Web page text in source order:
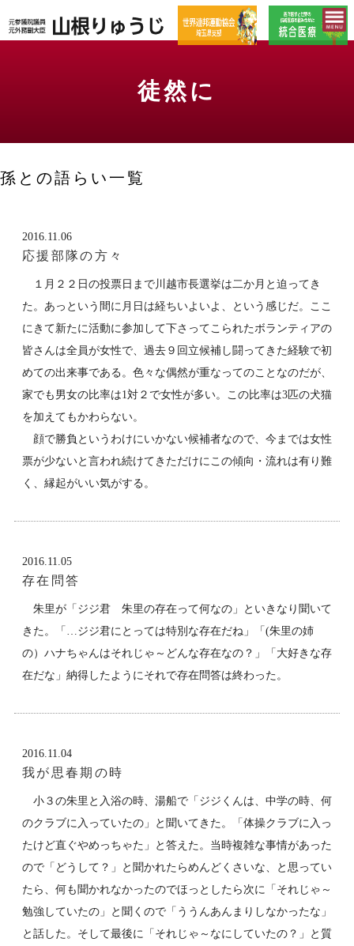
徒然に
孫との語らい一覧
2016.11.06
応援部隊の方々
１月２２日の投票日まで川越市長選挙は二か月と迫ってき
た。あっという間に月日は経ちいよいよ、という感じだ。ここ
にきて新たに活動に参加して下さってこられたボランティアの
皆さんは全員が女性で、過去９回立候補し闘ってきた経験で初
めての出来事である。色々な偶然が重なってのことなのだが、
家でも男女の比率は1対２で女性が多い。この比率は3匹の犬猫
を加えてもかわらない。
顔で勝負というわけにいかない候補者なので、今までは女性
票が少ないと言われ続けてきただけにこの傾向・流れは有り難
く、縁起がいい気がする。
2016.11.05
存在問答
朱里が「ジジ君 朱里の存在って何なの」といきなり聞いて
きた。「…ジジ君にとっては特別な存在だね」「(朱里の姉
の）ハナちゃんはそれじゃ～どんな存在なの？」「大好きな存
在だな」納得したようにそれで存在問答は終わった。
2016.11.04
我が思春期の時
小３の朱里と入浴の時、湯船で「ジジくんは、中学の時、何
のクラブに入っていたの」と聞いてきた。「体操クラブに入っ
たけど直ぐやめっちゃた」と答えた。当時複雑な事情があった
ので「どうして？」と聞かれたらめんどくさいな、と思ってい
たら、何も聞かれなかったのでほっとしたら次に「それじゃ～
勉強していたの」と聞くので「ううんあんまりしなかったな」
と話した。そして最後に「それじゃ～なにしていたの？」と質